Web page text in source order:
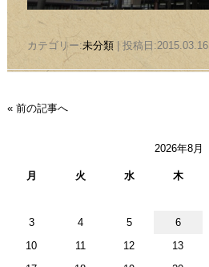
カテゴリー:未分類| 投稿日:2015.03.16
« 前の記事へ
2026年8月
月 火 水 木
3
4 5 6
10
11 12 13